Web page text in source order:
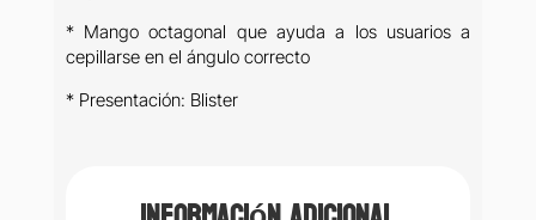
* Mango octagonal que ayuda a los usuarios a
cepillarse en el ángulo correcto
* Presentación: Blister